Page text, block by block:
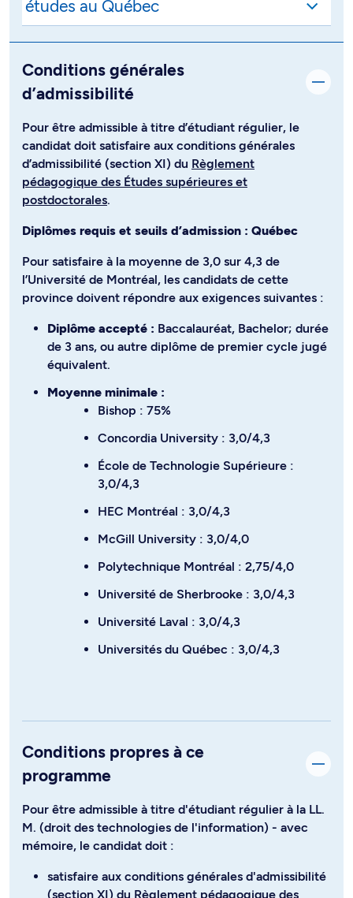
Conditions générales
d’admissibilité
Pour être admissible à titre d’étudiant régulier, le
candidat doit satisfaire aux conditions générales
d’admissibilité (section XI) du Règlement
pédagogique des Études supérieures et
postdoctorales.
Diplômes requis et seuils d’admission : Québec
Pour satisfaire à la moyenne de 3,0 sur 4,3 de
l’Université de Montréal, les candidats de cette
province doivent répondre aux exigences suivantes :
Diplôme accepté : Baccalauréat, Bachelor; durée
de 3 ans, ou autre diplôme de premier cycle jugé
équivalent.
Moyenne minimale :
Bishop : 75%
Concordia University : 3,0/4,3
École de Technologie Supérieure :
3,0/4,3
HEC Montréal : 3,0/4,3
McGill University : 3,0/4,0
Polytechnique Montréal : 2,75/4,0
Université de Sherbrooke : 3,0/4,3
Université Laval : 3,0/4,3
Universités du Québec : 3,0/4,3
Conditions propres à ce
programme
Pour être admissible à titre d'étudiant régulier à la LL.
M. (droit des technologies de l'information) - avec
mémoire, le candidat doit :
satisfaire aux conditions générales d'admissibilité
(section XI) du Règlement pédagogique des